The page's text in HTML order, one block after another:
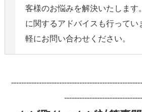
客様のお悩みを解決いたします
に関するアドバイスも行ってい
軽にお問い合わせください。